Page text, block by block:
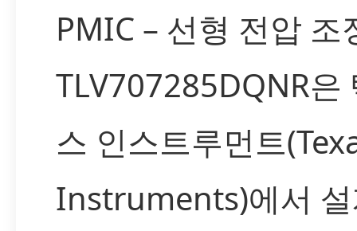
PMIC – 선형 전압 조
TLV707285DQNR은
스 인스트루먼트
Instruments)에서